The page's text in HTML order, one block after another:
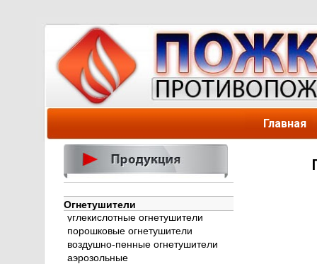
Главная
Огнетушители
воздушно-пенные огнетушители
порошковые огнетушители
углекислотные огнетушители
аэрозольные